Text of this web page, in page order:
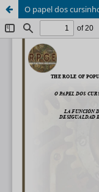
O papel dos